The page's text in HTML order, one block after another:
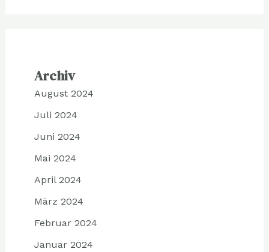
Archiv
August 2024
Juli 2024
Juni 2024
Mai 2024
April 2024
März 2024
Februar 2024
Januar 2024